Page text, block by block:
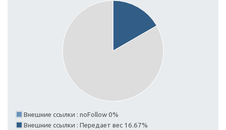
Внешние ссылки : noFollow 0%
Внешние ссылки : Передает вес 16.67%